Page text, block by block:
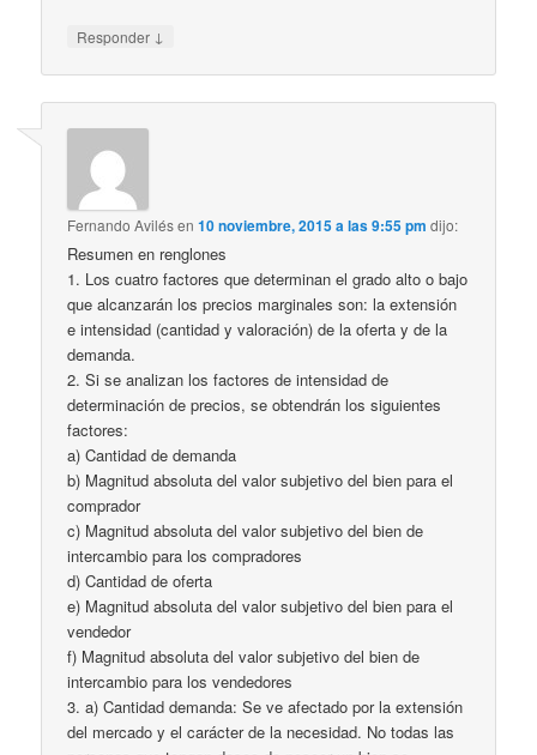
Responder ↓
Fernando Avilésen10 noviembre, 2015 a las 9:55 pm dijo:
Resumen en renglones
1. Los cuatro factores que determinan el grado alto o bajo
que alcanzarán los precios marginales son: la extensión
e intensidad (cantidad y valoración) de la oferta y de la
demanda.
2. Si se analizan los factores de intensidad de
determinación de precios, se obtendrán los siguientes
factores:
a) Cantidad de demanda
b) Magnitud absoluta del valor subjetivo del bien para el
comprador
c) Magnitud absoluta del valor subjetivo del bien de
intercambio para los compradores
d) Cantidad de oferta
e) Magnitud absoluta del valor subjetivo del bien para el
vendedor
f) Magnitud absoluta del valor subjetivo del bien de
intercambio para los vendedores
3. a) Cantidad demanda: Se ve afectado por la extensión
del mercado y el carácter de la necesidad. No todas las